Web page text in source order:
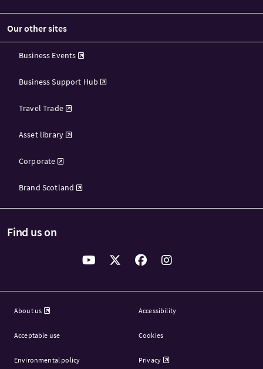
Our other sites
Business Events
Business Support Hub
Travel Trade
Asset library
Corporate
Brand Scotland
Find us on
About us Accessibility
Acceptable use Cookies
Environmental policy Privacy